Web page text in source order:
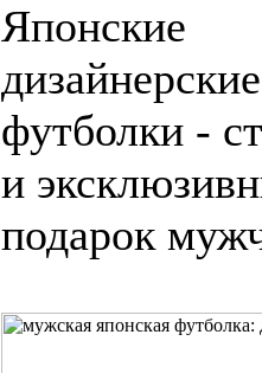
Японские
дизайнерские
футболки -
и
подарок